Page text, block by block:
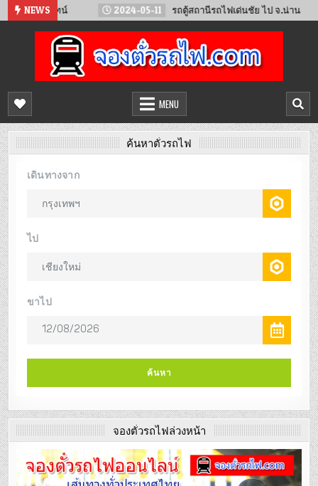
Skip NEWS
ยงจันทน์ 2024-05-11 รถตู้สถานีรถไฟเด่นชัย ไป จ.น่าน
จองตั๋วรถไฟออนไลน์
จำหน่ายตั๋วรถไฟล่วงหน้า จองได้ 24 ชั่วโมง
MENU
ค้นหาตั๋วรถไฟ
จองตั๋วรถไฟล่วงหน้า